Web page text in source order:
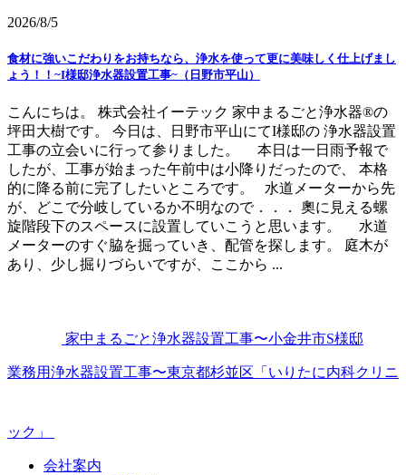
2026/8/5
食材に強いこだわりをお持ちなら、浄水を使って更に美味しく仕上げまし
ょう！！~I様邸浄水器設置工事~（日野市平山）
こんにちは。 株式会社イーテック 家中まるごと浄水器®の
坪田大樹です。 今日は、日野市平山にてI様邸の 浄水器設置
工事の立会いに行って参りました。 本日は一日雨予報で
したが、工事が始まった午前中は小降りだったので、 本格
的に降る前に完了したいところです。 水道メーターから先
が、どこで分岐しているか不明なので．．． 奧に見える螺
旋階段下のスペースに設置していこうと思います。 水道
メーターのすぐ脇を掘っていき、配管を探します。 庭木が
あり、少し掘りづらいですが、ここから ...
家中まるごと浄水器設置工事〜小金井市S様邸
業務用浄水器設置工事〜東京都杉並区「いりたに内科クリニ
ック」
会社案内